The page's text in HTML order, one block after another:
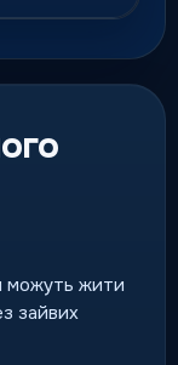
можуть жити
зайвих